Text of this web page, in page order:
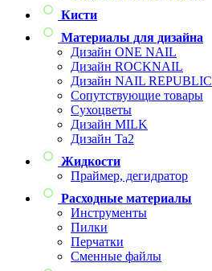
Кисти
Материалы для дизайна
Дизайн ONE NAIL
Дизайн ROCKNAIL
Дизайн NAIL REPUBLIC
Сопутствующие товары
Сухоцветы
Дизайн MILK
Дизайн Ta2
Жидкости
Праймер, дегидратор
Расходные материалы
Инструменты
Пилки
Перчатки
Сменные файлы